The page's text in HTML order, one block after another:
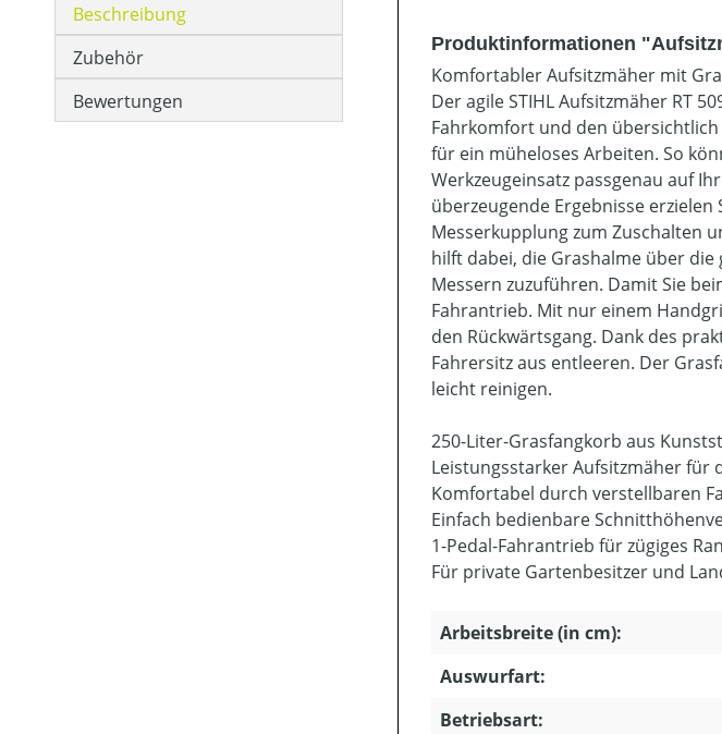
Beschreibung
Zubehör
Bewertungen
Produktinformationen
Komfortabler Aufsitzmäher mit
Der agile STIHL Aufsitzmäher RT
Fahrkomfort und den
für ein müheloses Arbeiten. So
Werkzeugeinsatz passgenau auf
überzeugende Ergebnisse
Messerkupplung zum Zuschalten
hilft dabei, die Grashalme über
Messern zuzuführen. Damit Sie
Fahrantrieb. Mit nur einem
den Rückwärtsgang. Dank des
Fahrersitz aus entleeren. Der
leicht reinigen.
250-Liter-Grasfangkorb aus
Leistungsstarker Aufsitzmäher für
Komfortabel durch verstellbaren
Einfach bedienbare
1-Pedal-Fahrantrieb für zügiges
Für private Gartenbesitzer und
Arbeitsbreite (in cm):
Auswurfart:
Betriebsart: